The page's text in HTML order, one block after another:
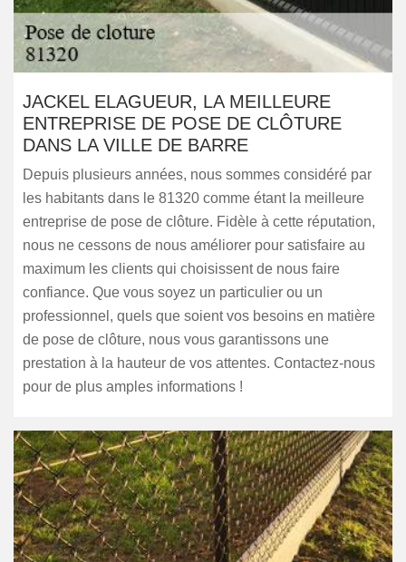
JACKEL ELAGUEUR, LA MEILLEURE
ENTREPRISE DE POSE DE CLÔTURE
DANS LA VILLE DE BARRE
Depuis plusieurs années, nous sommes considéré par
les habitants dans le 81320 comme étant la meilleure
entreprise de pose de clôture. Fidèle à cette réputation,
nous ne cessons de nous améliorer pour satisfaire au
maximum les clients qui choisissent de nous faire
confiance. Que vous soyez un particulier ou un
professionnel, quels que soient vos besoins en matière
de pose de clôture, nous vous garantissons une
prestation à la hauteur de vos attentes. Contactez-nous
pour de plus amples informations !